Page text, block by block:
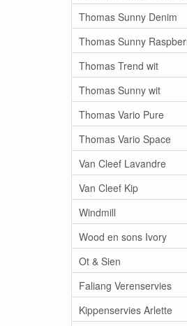
Thomas Sunny Denim
Thomas Sunny
Thomas Trend wit
Thomas Sunny wit
Thomas Vario Pure
Thomas Vario Space
Van Cleef Lavandre
Van Cleef Kip
Windmill
Wood en sons Ivory
Ot & Sien
Faliang Verenservies
Kippenservies Arlette